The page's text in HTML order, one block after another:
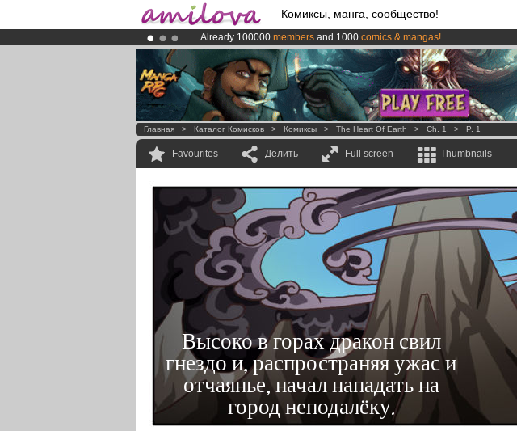
Комиксы, манга, сообщество!
Already 100000 members and 1000 comics & mangas!.
Premium membership from3.95 eurosper month !Get membership now
AmilovaKickstarter is now LIVE!.
Главная > Каталог Комисков > Комиксы > The Heart Of Earth > Ch. 1 > P. 1
Favourites Делить Full screen Thumbnails
Высоко в горах дракон свил
гнездо и, распространяя ужас и
отчаянье, начал нападать на
город неподалёку.